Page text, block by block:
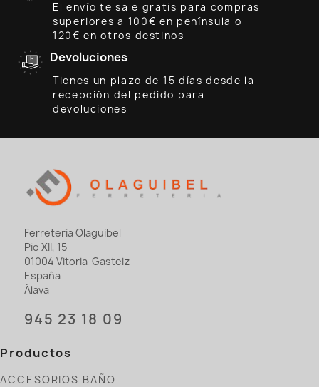
El envío te sale gratis para compras
superiores a 100€ en península o
120€ en otros destinos
Devoluciones
Tienes un plazo de 15 días desde la
recepción del pedido para
devoluciones
Ferretería Olaguibel
Pio XII, 15
01004 Vitoria-Gasteiz
España
Álava
945 23 18 09
Productos
ACCESORIOS BAÑO